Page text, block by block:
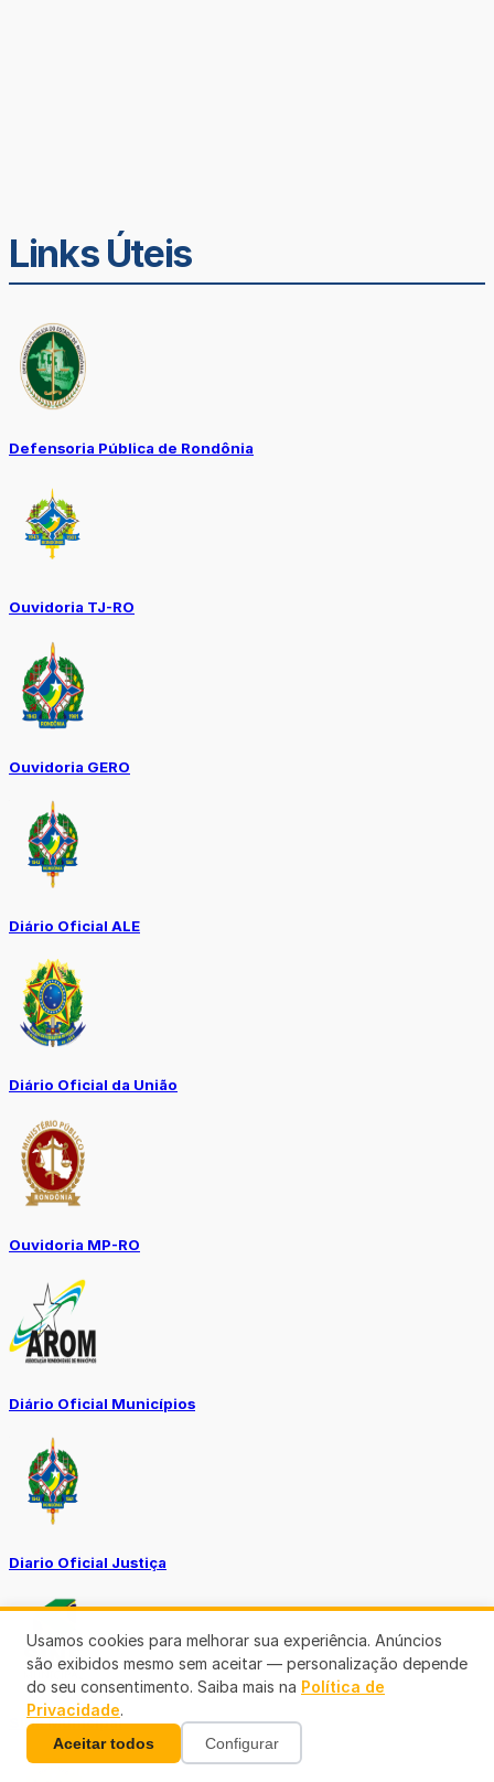
Links Úteis
Defensoria Pública de Rondônia
Ouvidoria TJ-RO
Ouvidoria GERO
Diário Oficial ALE
Diário Oficial da União
Ouvidoria MP-RO
Diário Oficial Municípios
Diario Oficial Justiça
SINE Municipal
Usamos cookies para melhorar sua experiência. Anúncios
são exibidos mesmo sem aceitar — personalização depende
do seu consentimento. Saiba mais na Política de
Privacidade.
Aceitar todos Configurar